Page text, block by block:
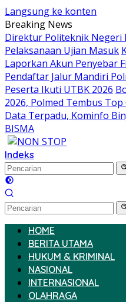
Langsung ke konten
Breaking News
Direktur Politeknik Negeri
Pelaksanaan Ujian Masuk
Laporkan Akun Penyebar
Pendaftar Jalur Mandiri
Peserta Ikuti UTBK 2026
2026, Polmed Tembus
Data Terpadu, Kominfo
BISMA
Indeks
HOME
BERITA UTAMA
HUKUM & KRIMINAL
NASIONAL
INTERNASIONAL
OLAHRAGA